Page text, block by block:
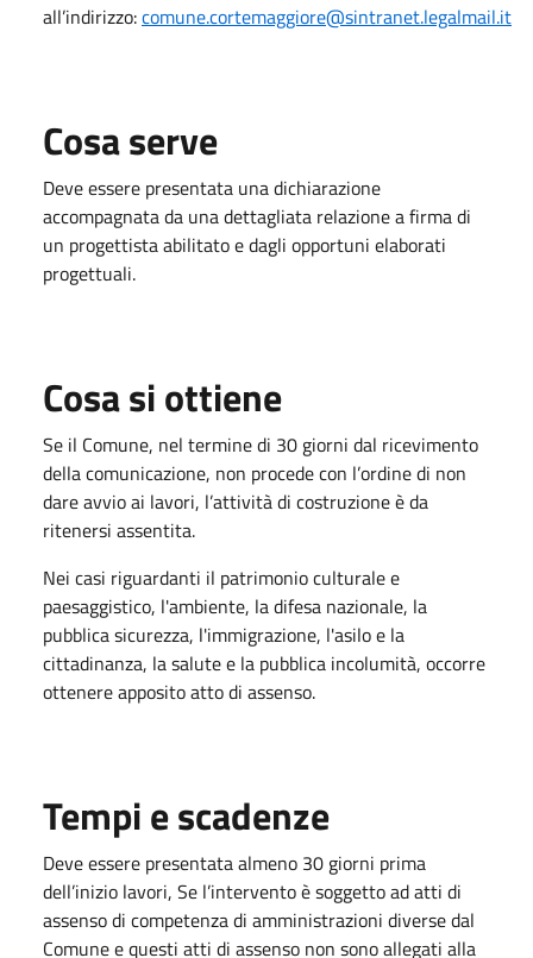
all’indirizzo:comune.cortemaggiore@sintranet.legalmail.it
Cosa serve
Deve essere presentata una dichiarazione
accompagnata da una dettagliata relazione a firma di
un progettista abilitato e dagli opportuni elaborati
progettuali.
Cosa si ottiene
Se il Comune, nel termine di 30 giorni dal ricevimento
della comunicazione, non procede con l’ordine di non
dare avvio ai lavori, l’attività di costruzione è da
ritenersi assentita.
Nei casi riguardanti il patrimonio culturale e
paesaggistico, l'ambiente, la difesa nazionale, la
pubblica sicurezza, l'immigrazione, l'asilo e la
cittadinanza, la salute e la pubblica incolumità, occorre
ottenere apposito atto di assenso.
Tempi e scadenze
Deve essere presentata almeno 30 giorni prima
dell’inizio lavori, Se l’intervento è soggetto ad atti di
assenso di competenza di amministrazioni diverse dal
Comune e questi atti di assenso non sono allegati alla